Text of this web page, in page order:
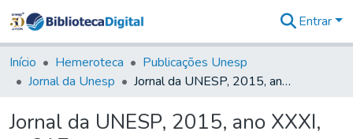
&
Coleções
Tudo na
Digital
Entrar
Início Hemeroteca
Publicações Unesp
Jornal da Unesp
Jornal da UNESP, 2015, ano XXXI, n. 317
Jornal da UNESP, 2015, ano XXXI,